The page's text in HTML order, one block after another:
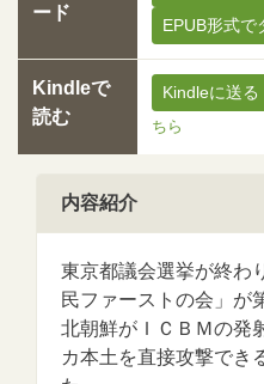
ード
EPUB形式で
Kindleで
読む
Kindleに送る
ちら
内容紹介
東京都議会選挙が終わ
民ファーストの会」が
北朝鮮がＩＣＢＭの発
カ本土を直接攻撃でき